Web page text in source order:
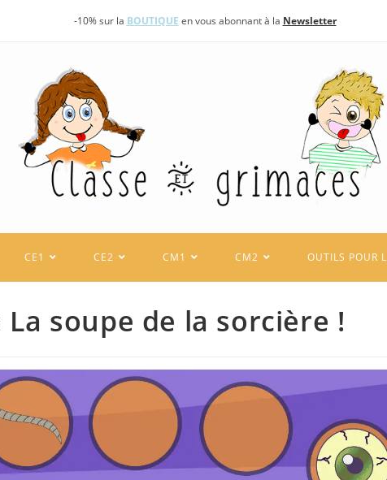
-10% sur la BOUTIQUE en vous abonnant à la Newsletter
CE1 CE2 CM1 CM2 OUTILS POUR
soupe de la sorcière !